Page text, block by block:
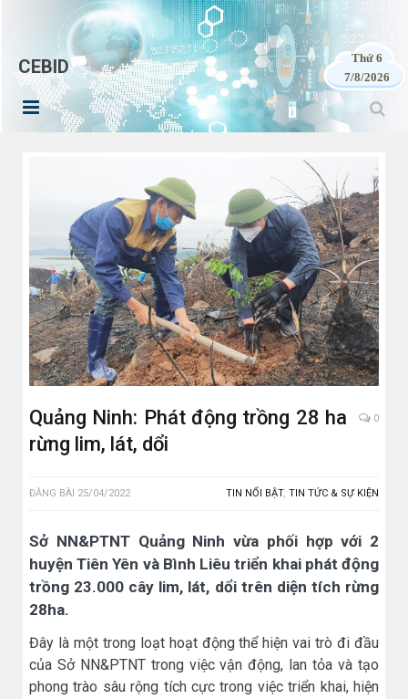
CEBID
Thứ 6
7/8/2026
Quảng Ninh: Phát động trồng 28 ha
rừng lim, lát, dổi
0
ĐĂNG BÀI 25/04/2022 TIN NỔI BẬT, TIN TỨC & SỰ KIỆN
Sở NN&PTNT Quảng Ninh vừa phối hợp với 2
huyện Tiên Yên và Bình Liêu triển khai phát động
trồng 23.000 cây lim, lát, dổi trên diện tích rừng
28ha.
Đây là một trong loạt hoạt động thể hiện vai trò đi đầu
của Sở NN&PTNT trong việc vận động, lan tỏa và tạo
phong trào sâu rộng tích cực trong việc triển khai, hiện